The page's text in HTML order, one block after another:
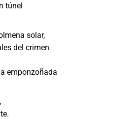
túnel
solar,
del crimen
emponzoñada